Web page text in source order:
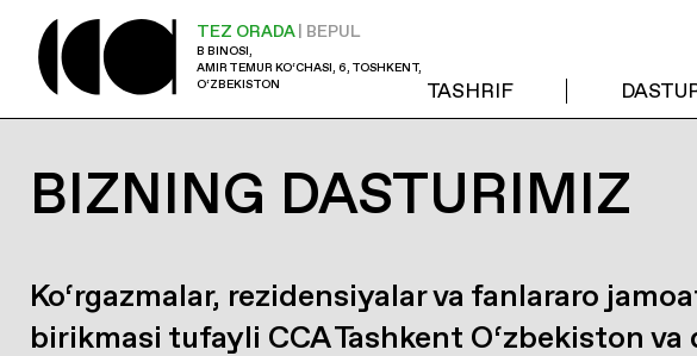
TEZ ORADA| BEPUL
B BINOSI,
AMIR TEMUR KO‘CHASI, 6, TOSHKENT,
O‘ZBEKISTON
TASHRIF
BIZNING DASTURIMIZ
Ko‘rgazmalar, rezidensiyalar va fanlararo
birikmasi tufayli CCA Tashkent O‘zbekiston